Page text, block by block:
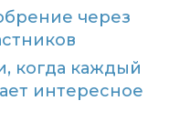
через
когда каждый
интересное